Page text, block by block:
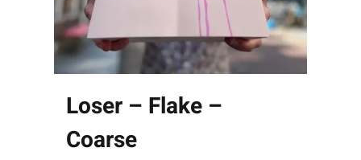
Loser – Flake –
Coarse